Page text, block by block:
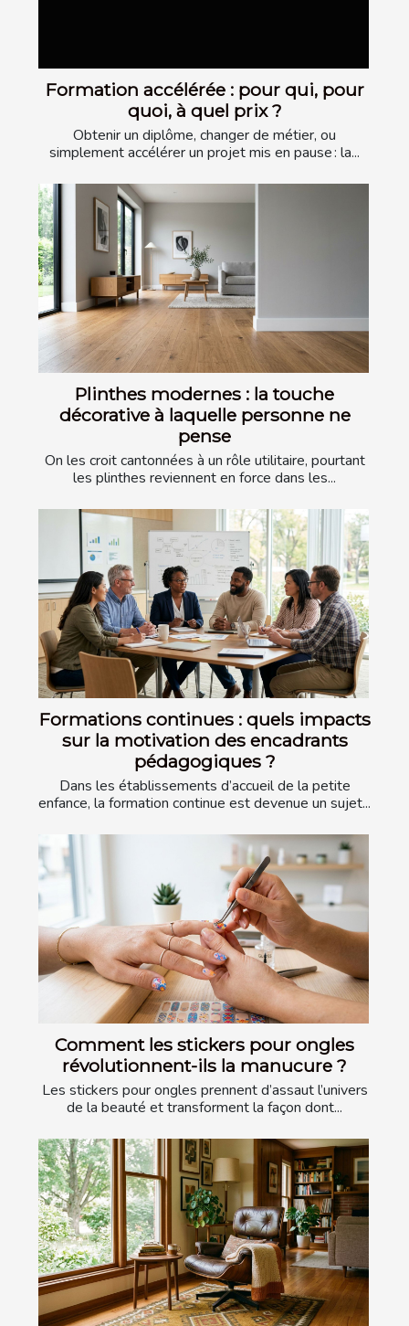
Formation accélérée : pour qui, pour
quoi, à quel prix ?
Obtenir un diplôme, changer de métier, ou
simplement accélérer un projet mis en pause : la...
Plinthes modernes : la touche
décorative à laquelle personne ne
pense
On les croit cantonnées à un rôle utilitaire, pourtant
les plinthes reviennent en force dans les...
Formations continues : quels impacts
sur la motivation des encadrants
pédagogiques ?
Dans les établissements d’accueil de la petite
enfance, la formation continue est devenue un sujet...
Comment les stickers pour ongles
révolutionnent-ils la manucure ?
Les stickers pour ongles prennent d’assaut l’univers
de la beauté et transforment la façon dont...